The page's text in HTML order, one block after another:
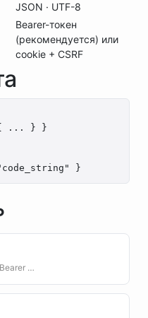
JSON · UTF-8
Bearer-токен
(рекомендуется) или
cookie + CSRF
{ ... } }
}
…